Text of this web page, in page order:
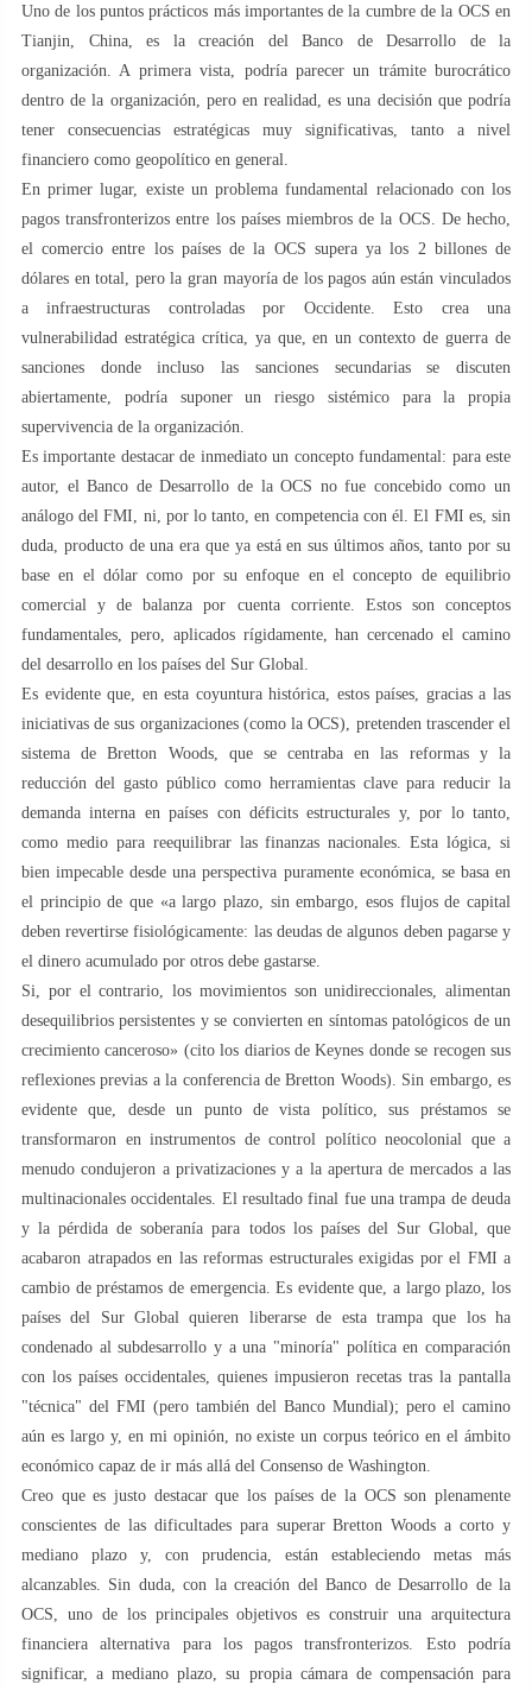
Uno de los puntos prácticos más importantes de la cumbre de la OCS en
Tianjin, China, es la creación del Banco de Desarrollo de la
organización. A primera vista, podría parecer un trámite burocrático
dentro de la organización, pero en realidad, es una decisión que podría
tener consecuencias estratégicas muy significativas, tanto a nivel
financiero como geopolítico en general.
En primer lugar, existe un problema fundamental relacionado con los
pagos transfronterizos entre los países miembros de la OCS. De hecho,
el comercio entre los países de la OCS supera ya los 2 billones de
dólares en total, pero la gran mayoría de los pagos aún están vinculados
a infraestructuras controladas por Occidente. Esto crea una
vulnerabilidad estratégica crítica, ya que, en un contexto de guerra de
sanciones donde incluso las sanciones secundarias se discuten
abiertamente, podría suponer un riesgo sistémico para la propia
supervivencia de la organización.
Es importante destacar de inmediato un concepto fundamental: para este
autor, el Banco de Desarrollo de la OCS no fue concebido como un
análogo del FMI, ni, por lo tanto, en competencia con él. El FMI es, sin
duda, producto de una era que ya está en sus últimos años, tanto por su
base en el dólar como por su enfoque en el concepto de equilibrio
comercial y de balanza por cuenta corriente. Estos son conceptos
fundamentales, pero, aplicados rígidamente, han cercenado el camino
del desarrollo en los países del Sur Global.
Es evidente que, en esta coyuntura histórica, estos países, gracias a las
iniciativas de sus organizaciones (como la OCS), pretenden trascender el
sistema de Bretton Woods, que se centraba en las reformas y la
reducción del gasto público como herramientas clave para reducir la
demanda interna en países con déficits estructurales y, por lo tanto,
como medio para reequilibrar las finanzas nacionales. Esta lógica, si
bien impecable desde una perspectiva puramente económica, se basa en
el principio de que «a largo plazo, sin embargo, esos flujos de capital
deben revertirse fisiológicamente: las deudas de algunos deben pagarse y
el dinero acumulado por otros debe gastarse.
Si, por el contrario, los movimientos son unidireccionales, alimentan
desequilibrios persistentes y se convierten en síntomas patológicos de un
crecimiento canceroso» (cito los diarios de Keynes donde se recogen sus
reflexiones previas a la conferencia de Bretton Woods). Sin embargo, es
evidente que, desde un punto de vista político, sus préstamos se
transformaron en instrumentos de control político neocolonial que a
menudo condujeron a privatizaciones y a la apertura de mercados a las
multinacionales occidentales. El resultado final fue una trampa de deuda
y la pérdida de soberanía para todos los países del Sur Global, que
acabaron atrapados en las reformas estructurales exigidas por el FMI a
cambio de préstamos de emergencia. Es evidente que, a largo plazo, los
países del Sur Global quieren liberarse de esta trampa que los ha
condenado al subdesarrollo y a una "minoría" política en comparación
con los países occidentales, quienes impusieron recetas tras la pantalla
"técnica" del FMI (pero también del Banco Mundial); pero el camino
aún es largo y, en mi opinión, no existe un corpus teórico en el ámbito
económico capaz de ir más allá del Consenso de Washington.
Creo que es justo destacar que los países de la OCS son plenamente
conscientes de las dificultades para superar Bretton Woods a corto y
mediano plazo y, con prudencia, están estableciendo metas más
alcanzables. Sin duda, con la creación del Banco de Desarrollo de la
OCS, uno de los principales objetivos es construir una arquitectura
financiera alternativa para los pagos transfronterizos. Esto podría
significar, a mediano plazo, su propia cámara de compensación para